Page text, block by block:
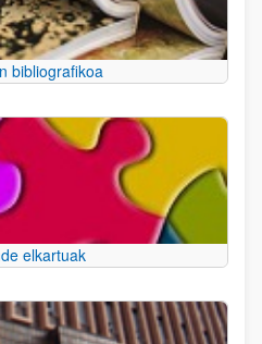
bibliografikoa
elkartuak